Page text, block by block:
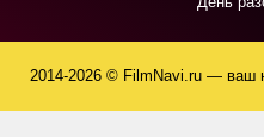
2014-2026 © FilmNavi.ru — ваш